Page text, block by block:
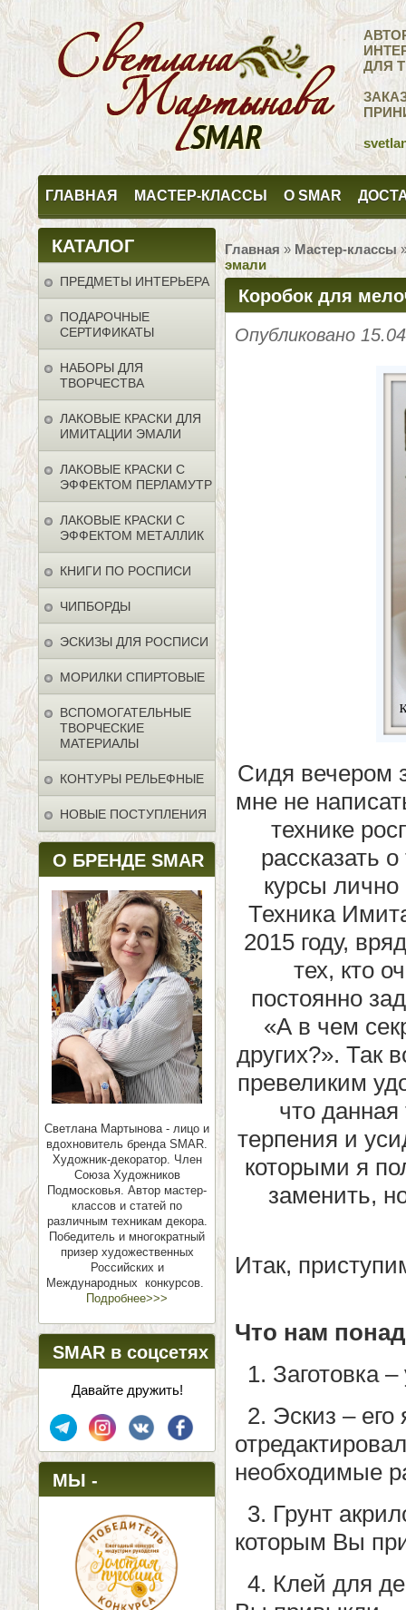
ДЛЯ
ГЛАВНАЯ МАСТЕР-КЛАССЫ О SMAR
КАТАЛОГ
ПРЕДМЕТЫ ИНТЕРЬЕРА
ПОДАРОЧНЫЕ
СЕРТИФИКАТЫ
НАБОРЫ ДЛЯ
ТВОРЧЕСТВА
ЛАКОВЫЕ КРАСКИ ДЛЯ
ИМИТАЦИИ ЭМАЛИ
ЛАКОВЫЕ КРАСКИ С
ЭФФЕКТОМ ПЕРЛАМУТР
ЛАКОВЫЕ КРАСКИ С
ЭФФЕКТОМ МЕТАЛЛИК
КНИГИ ПО РОСПИСИ
ЧИПБОРДЫ
ЭСКИЗЫ ДЛЯ РОСПИСИ
МОРИЛКИ СПИРТОВЫЕ
ВСПОМОГАТЕЛЬНЫЕ
ТВОРЧЕСКИЕ
МАТЕРИАЛЫ
КОНТУРЫ РЕЛЬЕФНЫЕ
НОВЫЕ ПОСТУПЛЕНИЯ
О БРЕНДЕ SMAR
Светлана Мартынова - лицо и
вдохновитель бренда SMAR.
Художник-декоратор. Член
Союза Художников
Подмосковья. Автор мастер-
классов и статей по
различным техникам декора.
Победитель и многократный
призер художественных
Российских и
Международных конкурсов.
Подробнее>>>
SMAR в соцсетях
Давайте дружить!
МЫ -
ПОБЕДИТЕЛИ!
Главная » Мастер-классы
эмали
Коробок для
эмали
Опубликовано
Сидя вечером
мне не
технике
рассказать
курсы
Техника
2015 году,
тех, кто
постоянно
«А в чем
других?». Так
превеликим
что данная
терпения и
которыми я
заменить,
Итак,
Что нам
1. Заготовка
2. Эскиз –
необходимые
3. Грунт
которым Вы
4. Клей для